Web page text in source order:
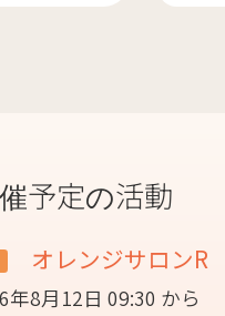
予定の活動
オレンジサロンR
年8月12日 09:30 から